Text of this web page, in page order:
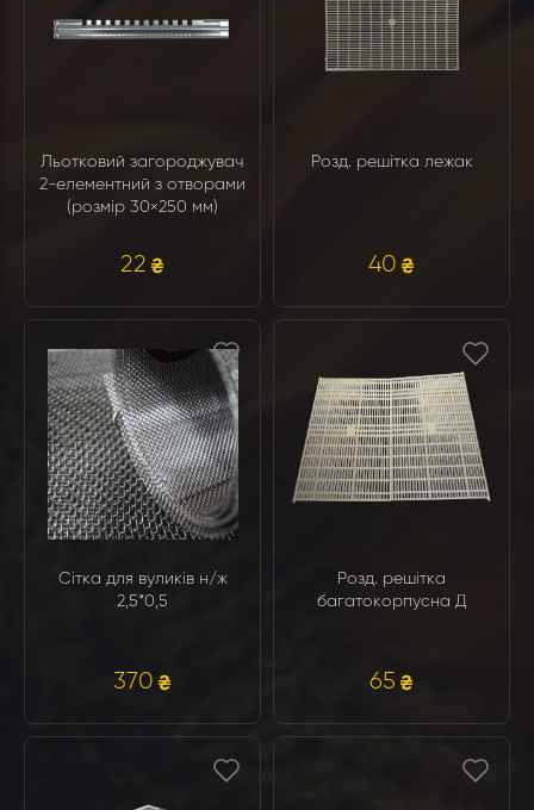
Льотковий загороджувач
2-елементний з отворами
(розмір 30×250 мм)
22
Розд. решітка лежак
40
Сітка для вуликів н/ж
2,5*0,5
370
Розд. решітка
багатокорпусна Д
65